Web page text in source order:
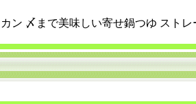
カン 〆まで美味しい寄せ鍋つゆ スト